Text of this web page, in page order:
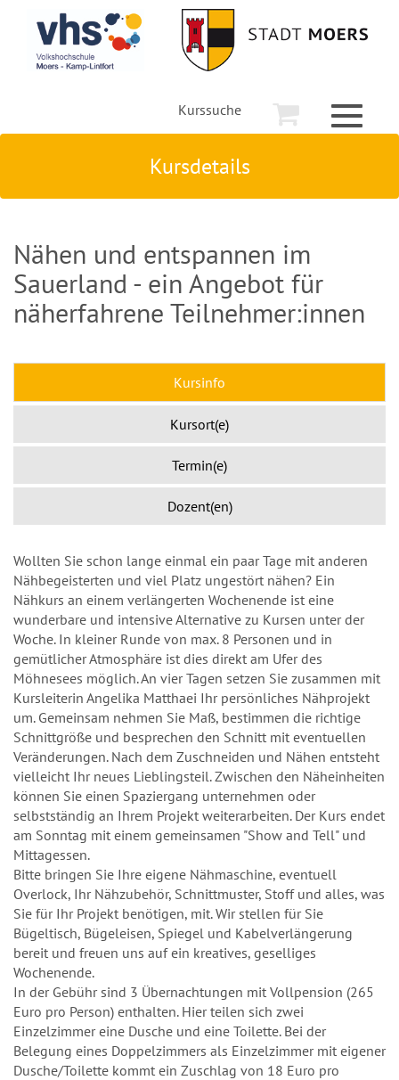
Kurssuche
Toggle
Kursdetails
Nähen und entspannen im
Sauerland - ein Angebot für
näherfahrene Teilnehmer:innen
Kursinfo
Kursort(e)
Termin(e)
Dozent(en)
Wollten Sie schon lange einmal ein paar Tage mit anderen
Nähbegeisterten und viel Platz ungestört nähen? Ein
Nähkurs an einem verlängerten Wochenende ist eine
wunderbare und intensive Alternative zu Kursen unter der
Woche. In kleiner Runde von max. 8 Personen und in
gemütlicher Atmosphäre ist dies direkt am Ufer des
Möhnesees möglich. An vier Tagen setzen Sie zusammen mit
Kursleiterin Angelika Matthaei Ihr persönliches Nähprojekt
um. Gemeinsam nehmen Sie Maß, bestimmen die richtige
Schnittgröße und besprechen den Schnitt mit eventuellen
Veränderungen. Nach dem Zuschneiden und Nähen entsteht
vielleicht Ihr neues Lieblingsteil. Zwischen den Näheinheiten
können Sie einen Spaziergang unternehmen oder
selbstständig an Ihrem Projekt weiterarbeiten. Der Kurs endet
am Sonntag mit einem gemeinsamen "Show and Tell" und
Mittagessen.
Bitte bringen Sie Ihre eigene Nähmaschine, eventuell
Overlock, Ihr Nähzubehör, Schnittmuster, Stoff und alles, was
Sie für Ihr Projekt benötigen, mit. Wir stellen für Sie
Bügeltisch, Bügeleisen, Spiegel und Kabelverlängerung
bereit und freuen uns auf ein kreatives, geselliges
Wochenende.
In der Gebühr sind 3 Übernachtungen mit Vollpension (265
Euro pro Person) enthalten. Hier teilen sich zwei
Einzelzimmer eine Dusche und eine Toilette. Bei der
Belegung eines Doppelzimmers als Einzelzimmer mit eigener
Dusche/Toilette kommt ein Zuschlag von 18 Euro pro